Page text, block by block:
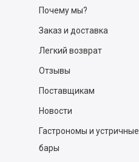
Почему мы?
Заказ и доставка
Легкий возврат
Отзывы
Поставщикам
Новости
Гастрономы и устричные
бары